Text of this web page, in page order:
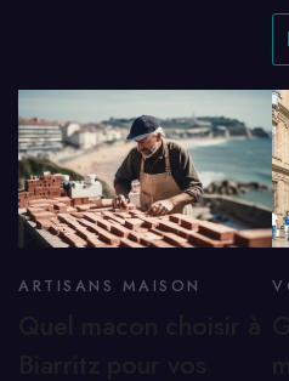
ARTISANS MAISON